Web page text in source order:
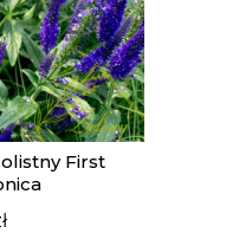
First